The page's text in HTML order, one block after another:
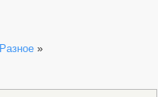
Разное»